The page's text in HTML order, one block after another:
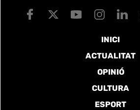
INICI
ACTUALITAT
OPINIÓ
CULTURA
ESPORT